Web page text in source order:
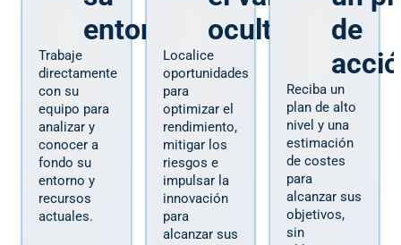
entorno
Trabaje
directamente
con su
equipo para
analizar y
conocer a
fondo su
entorno y
recursos
actuales.
oculto
Localice
oportunidades
para
optimizar el
rendimiento,
mitigar los
riesgos e
impulsar la
innovación
para
alcanzar sus
de
Reciba un
plan de alto
nivel y una
estimación
de costes
para
alcanzar sus
objetivos,
sin